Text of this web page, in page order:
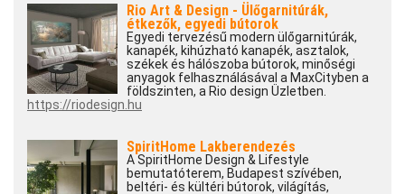
Rio Art & Design - Ülőgarnitúrák,
étkezők, egyedi bútorok
Egyedi tervezésű modern ülőgarnitúrák,
kanapék, kihúzható kanapék, asztalok,
székek és hálószoba bútorok, minőségi
anyagok felhasználásával a MaxCityben a
földszinten, a Rio design Üzletben.
https://riodesign.hu
SpiritHome Lakberendezés
A SpiritHome Design & Lifestyle
bemutatóterem, Budapest szívében,
beltéri- és kültéri bútorok, világítás,